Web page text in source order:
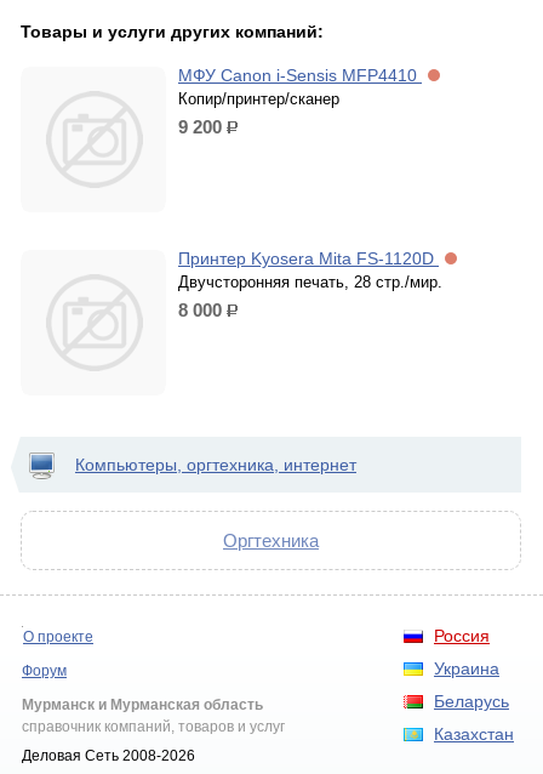
Товары и услуги других компаний:
МФУ Canon i-Sensis MFP4410
Копир/принтер/сканер
9 200 р.
Принтер Kyosera Mita FS-1120D
Двучсторонняя печать, 28 стр./мир.
8 000 р.
Компьютеры, оргтехника, интернет
Оргтехника
Россия
Украина
Беларусь
Казахстан
О проекте
Форум
Мурманск и Мурманская область
справочник компаний, товаров и услуг
Деловая Сеть 2008-2026